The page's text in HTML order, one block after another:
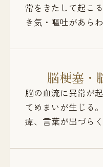
常をきたして起こ
き気・嘔吐があら
脳梗塞・
脳の血流に異常が
てめまいが生じる
痺、言葉が出づら